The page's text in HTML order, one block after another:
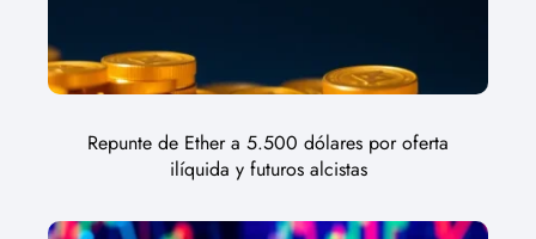
Repunte de Ether a 5.500 dólares por oferta
ilíquida y futuros alcistas